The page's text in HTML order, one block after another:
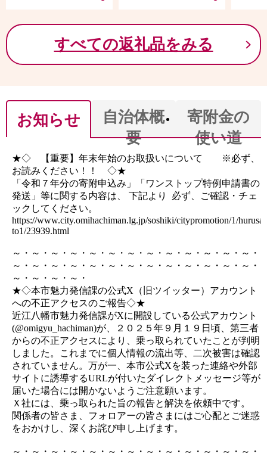
すべての返礼品をみる
お知らせ
★◇ 【重要】年末年始のお取扱いについて ※必ず、
お読みください！！ ◇★
「令和７年分の寄附申込み」「ワンストップ特例申請書の
発送」等に関する内容は、 下記より 必ず、ご確認・チェ
ックしてください。
https://www.city.omihachiman.lg.jp/soshiki/citypromotion/1/hurusa
to1/23939.html
～・～・～・～・～・～・～・～・～・～・～・～・～・
～・～・～・～・～・～・～・～・～・～・～・～・～・
～・～・～・～・
★◇本市魅力発信課の公式X（旧ツイッター）アカウント
への不正アクセスのご報告◇★
近江八幡市魅力発信課がXに開設している公式アカウント
(@omigyu_hachiman)が、２０２５年９月１９日頃、第三者
からの不正アクセスにより、乗っ取られていたことが判明
しました。これまでに個人情報の流出等、二次被害は確認
されていません。万が一、本市公式Xを装った連絡や外部
サイトに誘導するURLが付いたダイレクトメッセージ等が
届いた場合には開かないようご注意願います。
Ｘ社には、乗っ取られた旨の報告と解決を依頼中です。
関係者の皆さま、フォロアーの皆さまにはご心配とご迷惑
をおかけし、深くお詫び申し上げます。
～・～・～・～・～・～・～・～・～・～・～・～・～・
自治体概
要
寄附金の
使い道